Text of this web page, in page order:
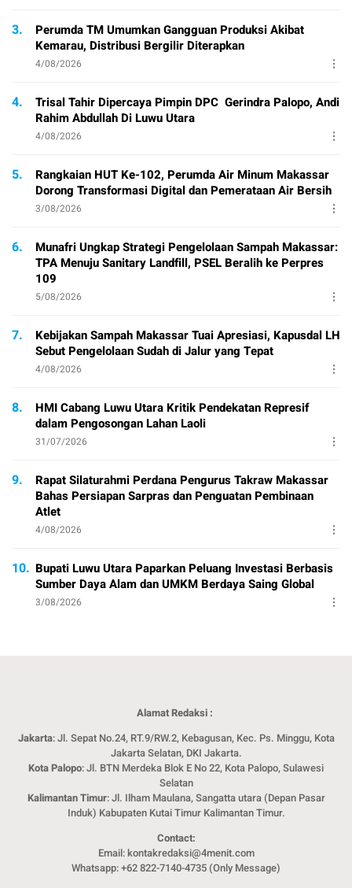
3.
Perumda TM Umumkan Gangguan Produksi Akibat
Kemarau, Distribusi Bergilir Diterapkan
4/08/2026
4.
Trisal Tahir Dipercaya Pimpin DPC Gerindra Palopo, Andi
Rahim Abdullah Di Luwu Utara
4/08/2026
5.
Rangkaian HUT Ke-102, Perumda Air Minum Makassar
Dorong Transformasi Digital dan Pemerataan Air Bersih
3/08/2026
6.
Munafri Ungkap Strategi Pengelolaan Sampah Makassar:
TPA Menuju Sanitary Landfill, PSEL Beralih ke Perpres
109
5/08/2026
7.
Kebijakan Sampah Makassar Tuai Apresiasi, Kapusdal LH
Sebut Pengelolaan Sudah di Jalur yang Tepat
4/08/2026
8.
HMI Cabang Luwu Utara Kritik Pendekatan Represif
dalam Pengosongan Lahan Laoli
31/07/2026
9.
Rapat Silaturahmi Perdana Pengurus Takraw Makassar
Bahas Persiapan Sarpras dan Penguatan Pembinaan
Atlet
4/08/2026
10. Bupati Luwu Utara Paparkan Peluang Investasi Berbasis
Sumber Daya Alam dan UMKM Berdaya Saing Global
3/08/2026
Alamat Redaksi :
Jakarta: Jl. Sepat No.24, RT.9/RW.2, Kebagusan, Kec. Ps. Minggu, Kota
Jakarta Selatan, DKI Jakarta.
Kota Palopo: Jl. BTN Merdeka Blok E No 22, Kota Palopo, Sulawesi
Selatan
Kalimantan Timur: Jl. Ilham Maulana, Sangatta utara (Depan Pasar
Induk) Kabupaten Kutai Timur Kalimantan Timur.
Contact:
Email: kontakredaksi@4menit.com
Whatsapp: +62 822-7140-4735 (Only Message)